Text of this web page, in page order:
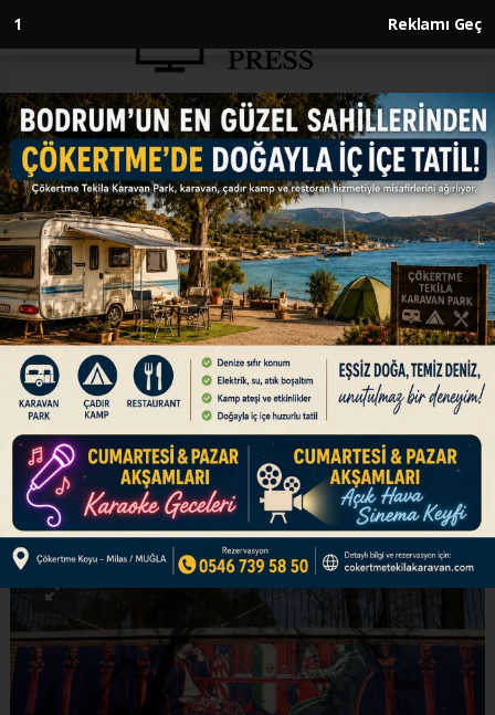
1 Reklamı Geç
Anasayfa ENGLISH
Türkiye, Egypt, Pakistan foreign
ministers discuss US-Iran peace
process
ENGLISH
17.06.2026 - 11:19, Güncelleme: 17.06.2026 - 11:19
Fidan held separate phone calls with Egyptian,
Pakistani counterparts, say Turkish Foreign
Ministry sources
ABONE OL